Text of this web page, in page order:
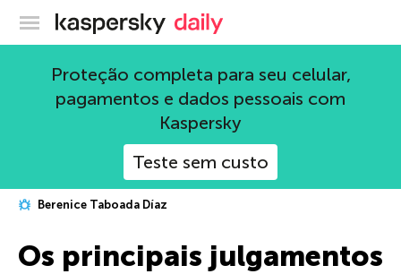
Blog oficial da Kaspersky
Proteção completa para seu celular,
pagamentos e dados pessoais com
Kaspersky
Teste sem custo
Berenice Taboada Díaz
Os principais julgamentos